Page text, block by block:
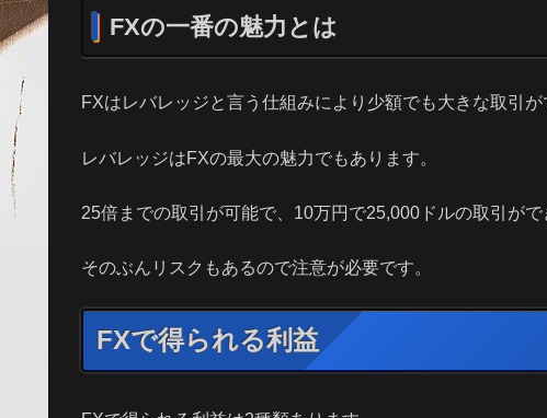
FXの一番の魅力とは
FXはレバレッジと言う仕組みにより少額でも大きな取引が
レバレッジはFXの最大の魅力でもあります。
25倍までの取引が可能で、10万円で25,000ドルの取引がで
そのぶんリスクもあるので注意が必要です。
FXで得られる利益